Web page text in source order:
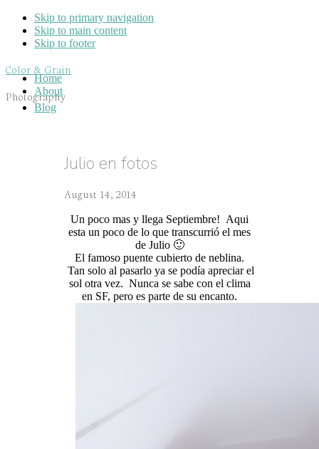
Skip to primary navigation
Skip to main content
Skip to footer
Color & Grain
Photography
Blog
Home
About
Julio en fotos
August 14, 2014
Un poco mas y llega Septiembre! Aqui
esta un poco de lo que transcurrió el mes
de Julio 🙂
El famoso puente cubierto de neblina.
Tan solo al pasarlo ya se podía apreciar el
sol otra vez. Nunca se sabe con el clima
en SF, pero es parte de su encanto.